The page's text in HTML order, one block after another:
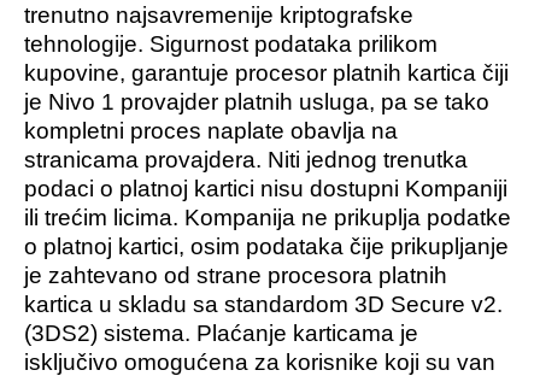
trenutno najsavremenije kriptografske
tehnologije. Sigurnost podataka prilikom
kupovine, garantuje procesor platnih kartica čiji
je Nivo 1 provajder platnih usluga, pa se tako
kompletni proces naplate obavlja na
stranicama provajdera. Niti jednog trenutka
podaci o platnoj kartici nisu dostupni Kompaniji
ili trećim licima. Kompanija ne prikuplja podatke
o platnoj kartici, osim podataka čije prikupljanje
je zahtevano od strane procesora platnih
kartica u skladu sa standardom 3D Secure v2.
(3DS2) sistema. Plaćanje karticama je
isključivo omogućena za korisnike koji su van